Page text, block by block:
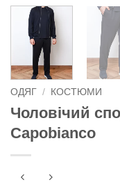
ОДЯГ / КОСТЮМИ
Чоловічий
Capobianco